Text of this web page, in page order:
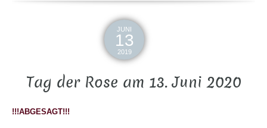
JUNI
13
2019
Tag der Rose am 13. Juni 2020
!!!ABGESAGT!!!